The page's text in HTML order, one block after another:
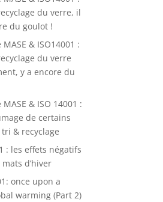
du verre, il
du goulot !
& ISO14001 :
du verre
y a encore du
& ISO 14001 :
de certains
& recyclage
: les effets négatifs
d’hiver
once upon a
warming (Part 2)